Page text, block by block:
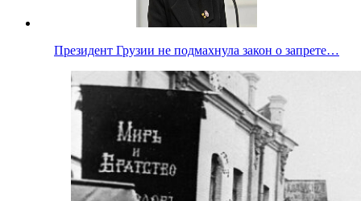
Президент Грузии не подмахнула закон о запрете…